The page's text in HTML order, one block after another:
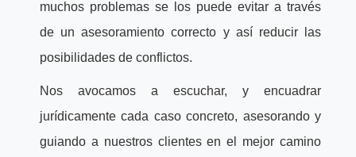
muchos problemas se los puede evitar a través
de un asesoramiento correcto y así reducir las
posibilidades de conflictos.
Nos avocamos a escuchar, y encuadrar
jurídicamente cada caso concreto, asesorando y
guiando a nuestros clientes en el mejor camino